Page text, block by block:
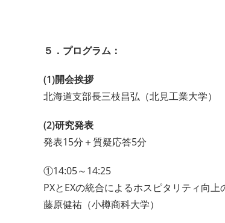
５．プログラム：
(1)開会挨拶
北海道支部長三枝昌弘（北見工業大学）
(2)研究発表
発表15分＋質疑応答5分
①14:05～14:25
PXとEXの統合によるホスピタリティ向
藤原健祐（小樽商科大学）